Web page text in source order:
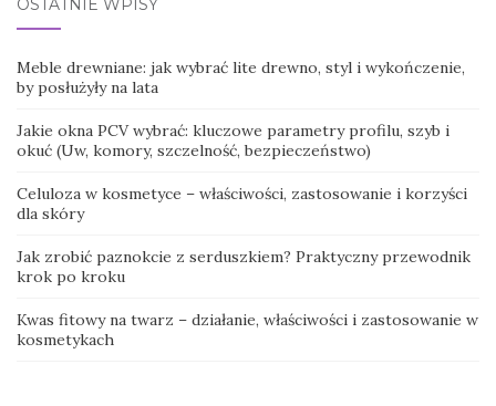
Meble drewniane: jak wybrać lite drewno, styl i wykończenie,
by posłużyły na lata
Jakie okna PCV wybrać: kluczowe parametry profilu, szyb i
okuć (Uw, komory, szczelność, bezpieczeństwo)
Celuloza w kosmetyce – właściwości, zastosowanie i korzyści
dla skóry
Jak zrobić paznokcie z serduszkiem? Praktyczny przewodnik
krok po kroku
Kwas fitowy na twarz – działanie, właściwości i zastosowanie w
kosmetykach